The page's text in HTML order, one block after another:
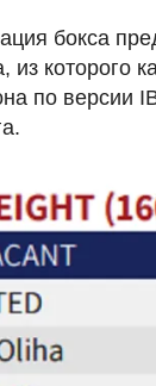
бокса
из которого
по версии